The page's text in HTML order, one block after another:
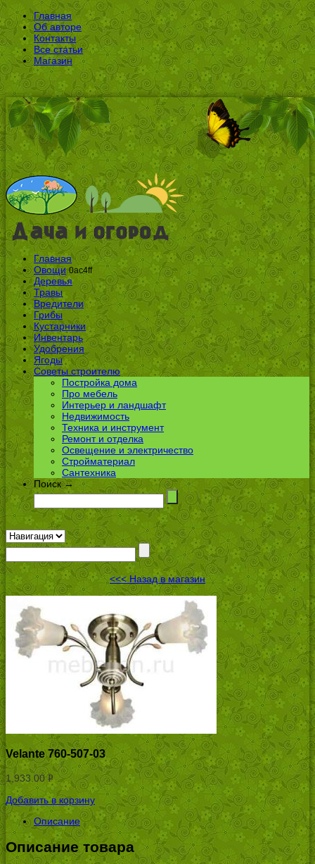
Главная
Об авторе
Контакты
Все статьи
Магазин
Главная
Овощи 0ac4ff
Деревья
Травы
Вредители
Грибы
Кустарники
Инвентарь
Удобрения
Ягоды
Советы строителю
Постройка дома
Про мебель
Интерьер и ландшафт
Недвижимость
Техника и инструмент
Ремонт и отделка
Освещение и электричество
Стройматериал
Сантехника
Поиск →
<<< Назад в магазин
Velante 760-507-03
1,933.00Р
УБ.
Добавить в корзину
Описание
Описание товара